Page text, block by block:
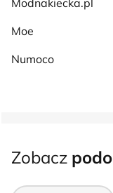
Modnakiecka.pl
Moe
Numoco
Zobacz